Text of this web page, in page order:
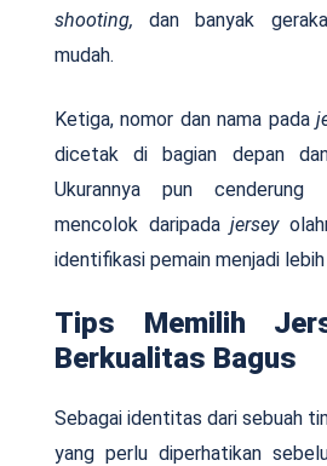
shooting,dan banyak
mudah.
Ketiga, nomor dan nama pada
dicetak di bagian depan
Ukurannya pun
mencolok daripadajersey
identifikasi pemain menjadi lebih
Tips Memilih
Berkualitas Bagus
Sebagai identitas dari sebuah
yang perlu diperhatikan